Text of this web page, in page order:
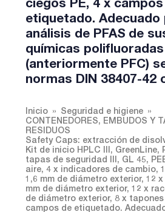
etiquetado. Adecuado
análisis de PFAS de
químicas polifluoradas
(anteriormente PFC)
normas DIN 38407-42
Inicio
Seguridad e higiene
CONTENEDORES, EMBUDOS Y
RESIDUOS
Safety Caps: extracción de
Kit de inicio HPLC III, GreenLine,
tapas de seguridad III, GL 45,
aire, 4 x indicadores de cambio,
1,6 mm de diámetro exterior, 12
mm de diámetro exterior, 12 x
de diámetro exterior, 8 x tapones
campos de etiquetado.